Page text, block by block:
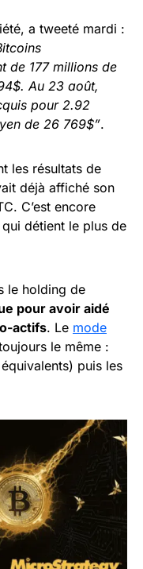
a tweeté mardi :
de 177 millions de
Au 23 août,
pour 2.92
de 26 769$”.
les résultats de
déjà affiché son
C’est encore
qui détient le plus de
le holding de
pour avoir aidé
actifs. Le mode
le même :
puis les